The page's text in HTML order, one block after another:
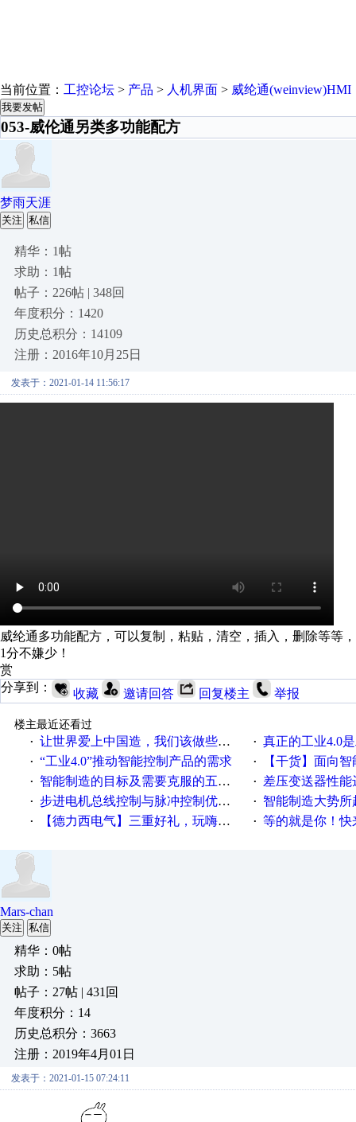
当前位置： 工控论坛 > 产品 > 人机界面 > 威纶通(weinview)HMI
我要发帖
053-威伦通另类多功能配方
梦雨天涯
关注 私信
精华：1帖
求助：1帖
帖子：226帖 | 348回
年度积分：1420
历史总积分：14109
注册：2016年10月25日
发表于：2021-01-14 11:56:17
威纶通多功能配方，可以复制，粘贴，清空，插入，删除等等
1分不嫌少！
赏
分享到：
收藏 邀请回答 回复楼主 举报
楼主最近还看过
· 让世界爱上中国造，我们该做些什么 · 真正的工业4.0
· “工业4.0”推动智能控制产品的需求 · 【干货】面向
· 智能制造的目标及需要克服的五个障碍 · 差压变送器性能达
· 步进电机总线控制与脉冲控制优缺点 · 智能制造大势所趋
· 【德力西电气】三重好礼，玩嗨夏日！ · 等的就是你！快来
Mars-chan
关注 私信
精华：0帖
求助：5帖
帖子：27帖 | 431回
年度积分：14
历史总积分：3663
注册：2019年4月01日
发表于：2021-01-15 07:24:11